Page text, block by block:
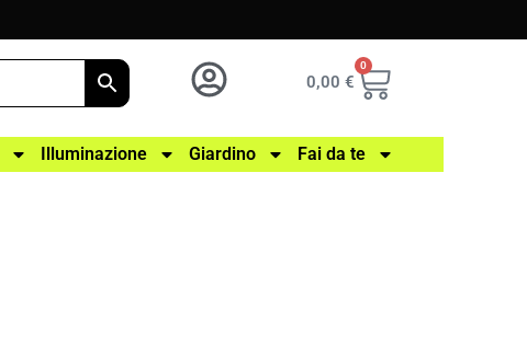
0,00 €
0
Illuminazione Giardino Fai da te